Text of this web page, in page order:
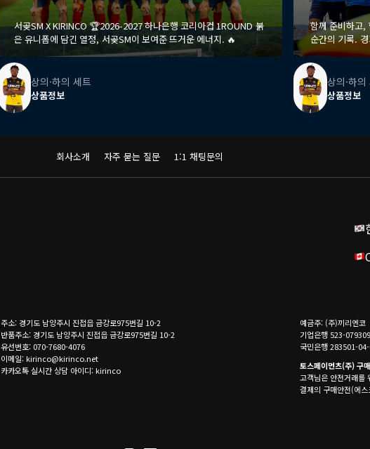
서곶SM X KIRINCO 🏆2026-2027 하나은행 코리아컵 1ROUND 붉
은 유니폼에 담긴 열정, 서곶SM이 보여준 뜨거운 에너지. 🔥
상의·하의 세트
상품정보
함께 준비하고, 함께 만들어
순
상의·하
상품정보
회사소개 자주 묻는 질문 1:1 채팅문의
주소: 경기도 남양주시 진접읍 금강로975번길 10-2
반품주소: 경기도 남양주시 진접읍 금강로975번길 10-2
유선번호: 070-7680-4076
이메일: kirinco@kirinco.net
카카오톡 실시간 상담 아이디: kirinco
예금주: (주)끼리엔코
기업은행 523-
국민은행 283501-
토스페이먼츠(주) 구
고객님은 안전거래를
결제의 구매안전(에